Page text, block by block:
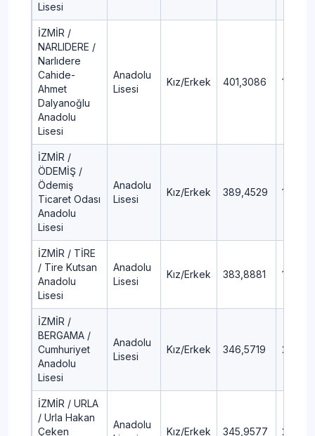
Lisesi
İZMİR /
NARLIDERE /
Narlıdere
Cahide-
Ahmet
Dalyanoğlu
Anadolu
Lisesi
Anadolu
Lisesi
Kız/Erkek 401,3086 10,54
İZMİR /
ÖDEMİŞ /
Ödemiş
Ticaret Odası
Anadolu
Lisesi
Anadolu
Lisesi
Kız/Erkek 389,4529 12,51
İZMİR / TİRE
/ Tire Kutsan
Anadolu
Lisesi
Anadolu
Lisesi
Kız/Erkek 383,8881 13,48
İZMİR /
BERGAMA /
Cumhuriyet
Anadolu
Lisesi
Anadolu
Lisesi
Kız/Erkek 346,5719 20,61
İZMİR / URLA
/ Urla Hakan
Çeken
Anadolu
Kız/Erkek 345,9577 20,74